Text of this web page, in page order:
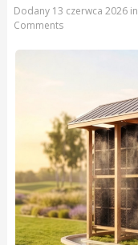
Dodany 13 czerwca 2026in
Comments